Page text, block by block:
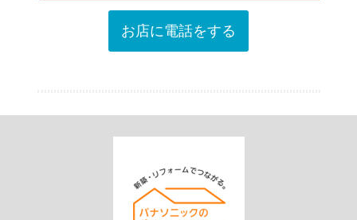
お店に電話をする